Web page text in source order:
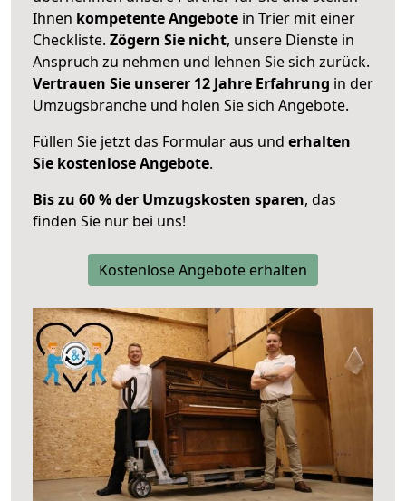
Ihnen kompetente Angebote in Trier mit einer
Checkliste. Zögern Sie nicht, unsere Dienste in
Anspruch zu nehmen und lehnen Sie sich zurück.
Vertrauen Sie unserer 12 Jahre Erfahrung in der
Umzugsbranche und holen Sie sich Angebote.
Füllen Sie jetzt das Formular aus und erhalten
Sie kostenlose Angebote.
Bis zu 60 % der Umzugskosten sparen, das
finden Sie nur bei uns!
Kostenlose Angebote erhalten